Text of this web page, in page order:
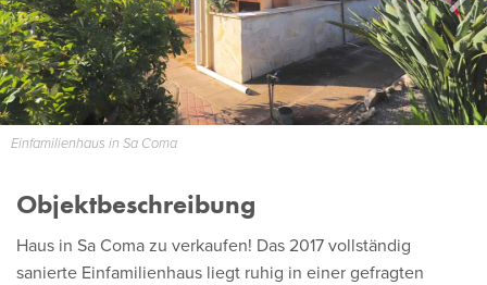
Einfamilienhaus in Sa Coma
Next
Objektbeschreibung
Haus in Sa Coma zu verkaufen! Das 2017 vollständig
sanierte Einfamilienhaus liegt ruhig in einer gefragten